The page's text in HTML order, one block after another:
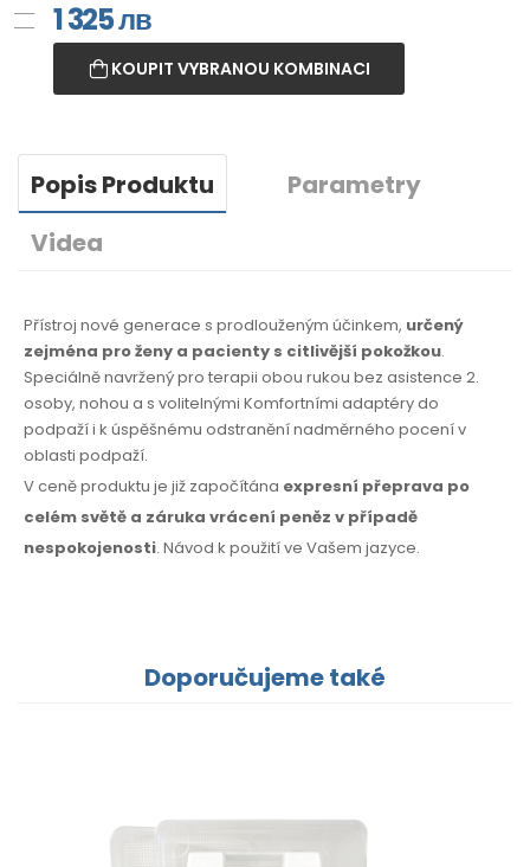
1 325лв
KOUPIT VYBRANOU KOMBINACI
Popis Produktu
Parametry
Videa
Přístroj nové generace s prodlouženým účinkem, určený
zejména pro ženy a pacienty s citlivější pokožkou.
Speciálně navržený pro terapii obou rukou bez asistence 2.
osoby, nohou a s volitelnými Komfortními adaptéry do
podpaží i k úspěšnému odstranění nadměrného pocení v
oblasti podpaží.
V ceně produktu je již započítána expresní přeprava po
celém světě a záruka vrácení peněz v případě
nespokojenosti. Návod k použitíve Vašem jazyce.
Doporučujeme také